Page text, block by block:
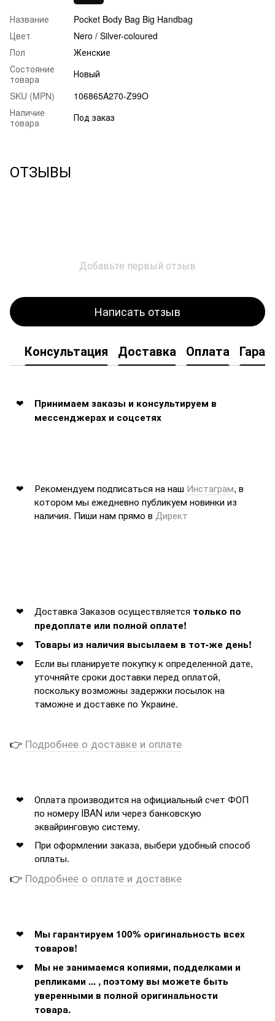
Название
Pocket Body Bag Big Handbag
Цвет
Nero / Silver-coloured
Пол
Женские
Состояние
товара
Новый
SKU (MPN)
106865A270-Z99O
Наличие
товара
Под заказ
ОТЗЫВЫ
Добавьте первый отзыв
Написать отзыв
Консультация Доставка Оплата
Принимаем заказы и консультируем в
мессенджерах и соцсетях
Рекомендуем подписаться на наш Инстаграм, в
котором мы ежедневно публикуем новинки из
наличия. Пиши нам прямо в Директ
Доставка Заказов осуществляется только по
предоплате или полной оплате!
Товары из наличия высылаем в тот-же день!
Если вы планируете покупку к определенной дате,
уточняйте сроки доставки перед оплатой,
поскольку возможны задержки посылок на
таможне и доставке по Украине.
👉 Подробнее о доставке и оплате
Оплата производится на официальный счет ФОП
по номеру IBAN или через банковскую
эквайринговую систему.
При оформлении заказа, выбери удобный способ
оплаты.
👉 Подробнее о оплате и доставке
Мы гарантируем 100% оригинальность всех
товаров!
Мы не занимаемся копиями, подделками и
репликами ... , поэтому вы можете быть
уверенными в полной оригинальности
товара.